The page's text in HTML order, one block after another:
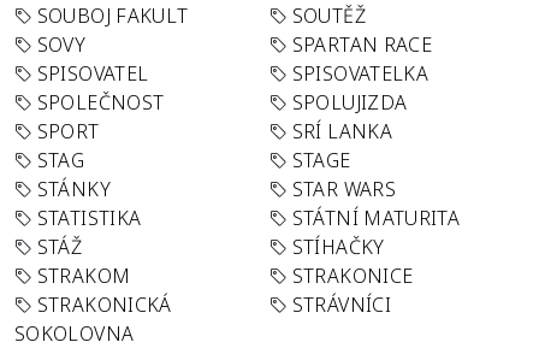
SOUBOJ FAKULT
SOUTĚŽ
SOVY
SPARTAN RACE
SPISOVATEL
SPISOVATELKA
SPOLEČNOST
SPOLUJIZDA
SPORT
SRÍ LANKA
STAG
STAGE
STÁNKY
STAR WARS
STATISTIKA
STÁTNÍ MATURITA
STÁŽ
STÍHAČKY
STRAKOM
STRAKONICE
STRAKONICKÁ
SOKOLOVNA
STRÁVNÍCI